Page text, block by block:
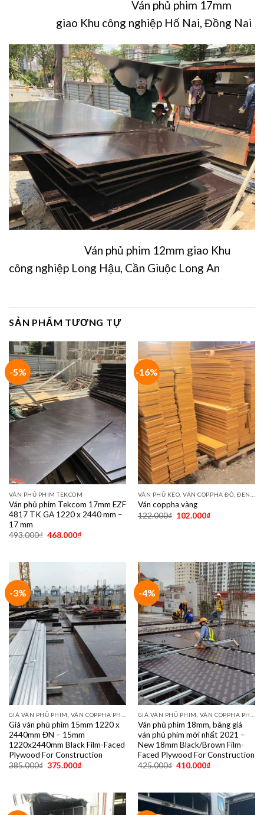
Ván phủ phim 17mm
giao Khu công nghiệp Hố Nai, Đồng Nai
Ván phủ phim 12mm giao Khu
công nghiệp Long Hậu, Cần Giuộc Long An
SẢN PHẨM TƯƠNG TỰ
-5%
VÁN PHỦ PHIM TEKCOM
Ván phủ phim Tekcom 17mm EZF
4817 TK GA 1220 x 2440 mm –
17 mm
493.000₫ 468.000₫
-16%
Ván coppha vàng
122.000₫ 102.000₫
-3%
Giá ván phủ phim 15mm 1220 x
2440mm ĐN – 15mm
1220x2440mm Black Film-Faced
Plywood For Construction
385.000₫ 375.000₫
-4%
Ván phủ phim 18mm, bảng giá
ván phủ phim mới nhất 2021 –
New 18mm Black/Brown Film-
Faced Plywood For Construction
425.000₫ 410.000₫